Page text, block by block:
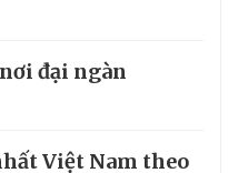
đại ngàn
Việt Nam theo